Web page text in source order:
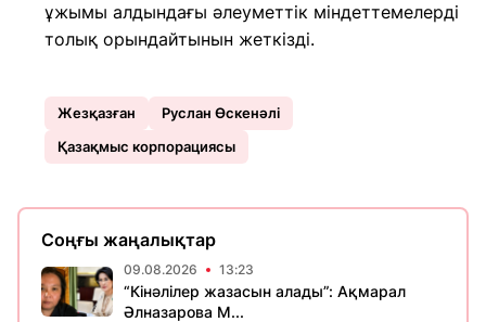
ұжымы алдындағы әлеуметтік міндеттемелерді
толық орындайтынын жеткізді.
Жезқазған
Руслан Өскенәлі
Қазақмыс корпорациясы
Соңғы жаңалықтар
09.08.2026 13:23
“Кінәлілер жазасын алады”: Ақмарал
Әлназарова М...